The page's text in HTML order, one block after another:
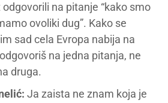
na pitanje “kako smo
ovoliki dug”. Kako se
sad cela Evropa nabija na
na jedna pitanja, ne
druga.
Ja zaista ne znam koja je